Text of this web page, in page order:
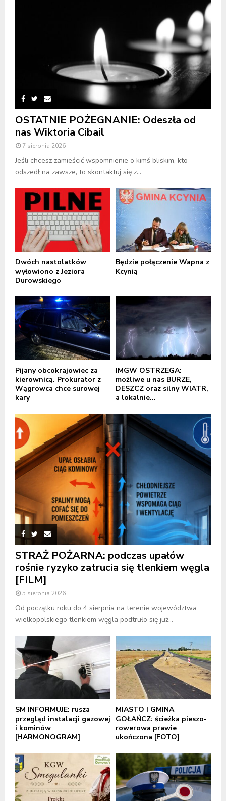
OSTATNIE POŻEGNANIE: Odeszła od
nas Wiktoria Cibail
7 sierpnia 2026
Jeśli chcesz zamieścić wspomnienie o kimś bliskim, kto
odszedł na zawsze, to skontaktuj się z...
Dwóch nastolatków
wyłowiono z Jeziora
Durowskiego
Będzie połączenie Wapna z
Kcynią
Pijany obcokrajowiec za
kierownicą. Prokurator z
Wągrowca chce surowej
kary
IMGW OSTRZEGA:
możliwe u nas BURZE,
DESZCZ oraz silny WIATR,
a lokalnie...
STRAŻ POŻARNA: podczas upałów
rośnie ryzyko zatrucia się tlenkiem węgla
[FILM]
5 sierpnia 2026
Od początku roku do 4 sierpnia na terenie województwa
wielkopolskiego tlenkiem węgla podtruło się już...
SM INFORMUJE: rusza
przegląd instalacji gazowej
i kominów
[HARMONOGRAM]
MIASTO I GMINA
GOŁAŃCZ: ścieżka pieszo-
rowerowa prawie
ukończona [FOTO]